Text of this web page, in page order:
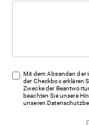
Mit dem Absenden der
der Checkbox erklären
Zwecke der
beachten Sie unsere
unseren